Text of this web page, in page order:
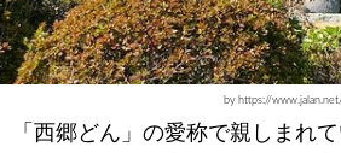
by https://
「西郷どん」の愛称で親しまれ